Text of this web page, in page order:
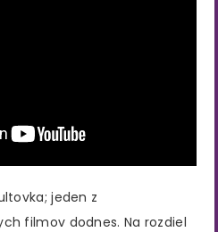
jeden z
filmov dodnes. Na rozdiel